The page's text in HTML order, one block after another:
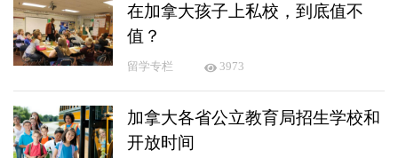
在加拿大孩子上私校，到底值不
值？
留学专栏 3973
加拿大各省公立教育局招生学校和
开放时间